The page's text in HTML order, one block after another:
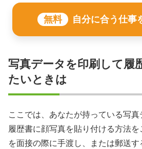
無料 自分に合う仕事
写真データを印刷して履
たいときは
ここでは、あなたが持っている写
履歴書に顔写真を貼り付ける方法
を面接の際に手渡し、または郵送